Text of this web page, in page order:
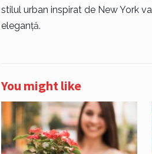
stilul urban inspirat de New York
eleganță.
You might like